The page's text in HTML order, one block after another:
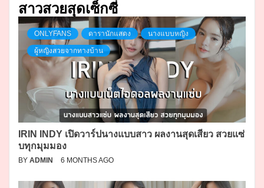
สาวสวยสุดเซ็กซี่
ONLYFANS ดารานักแสดง นางแบบหญิง
ผู้หญิงสวยจากทางบ้าน
IRIN INDY เปิดวาร์ปนางแบบสาว ผลงานสุดเสียว สวยแซ่
บทุกมุมมอง
BY ADMIN 6 MONTHS AGO